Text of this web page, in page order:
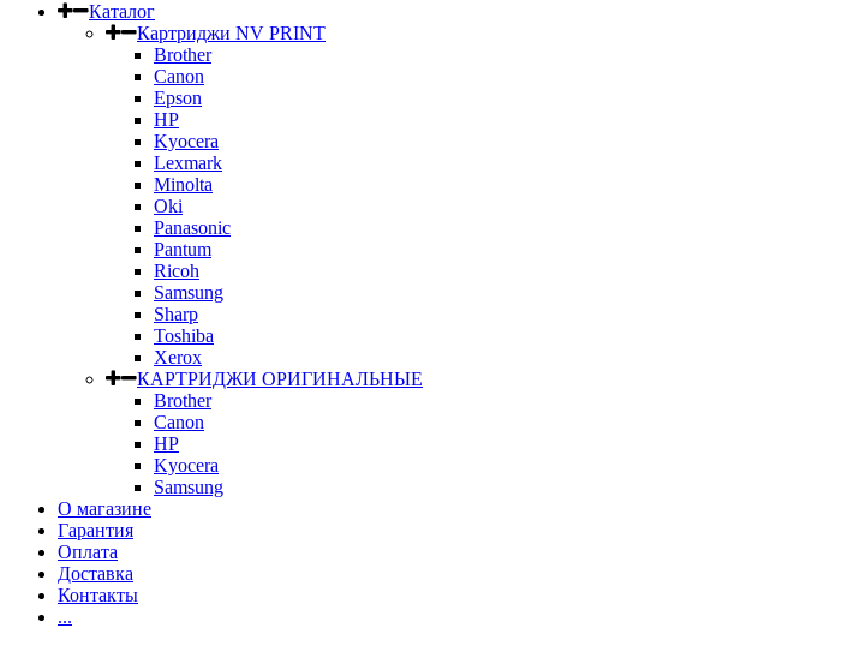
Каталог
Картриджи NV PRINT
Brother
Canon
Epson
HP
Kyocera
Lexmark
Minolta
Oki
Panasonic
Pantum
Ricoh
Samsung
Sharp
Toshiba
Xerox
КАРТРИДЖИ ОРИГИНАЛЬНЫЕ
Brother
Canon
HP
Kyocera
Samsung
О магазине
Гарантия
Оплата
Доставка
Контакты
...